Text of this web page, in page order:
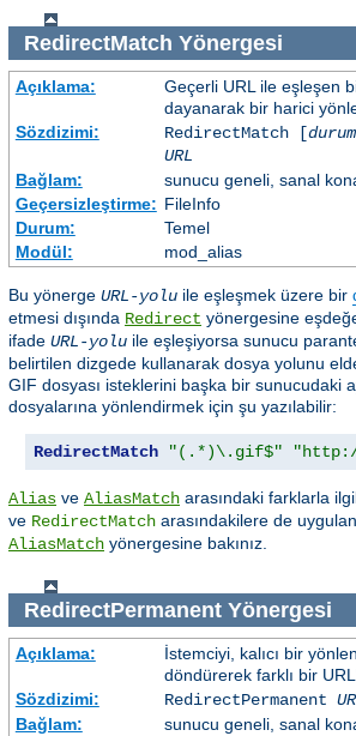
RedirectMatch Yönergesi
Açıklama:
Geçerli URL ile eşleşen
dayanarak bir harici
Sözdizimi:
RedirectMatch [durum
URL
Bağlam:
sunucu geneli, sanal
Geçersizleştirme: FileInfo
Durum:
Temel
Modül:
mod_alias
Bu yönerge URL-yolu ile eşleşmek üzere bir
etmesi dışında Redirect yönergesine
ifade URL-yolu ile eşleşiyorsa sunucu
belirtilen dizgede kullanarak dosya yolunu
GIF dosyası isteklerini başka bir sunucudaki
dosyalarına yönlendirmek için şu yazılabilir:
RedirectMatch "(.*)\.gif$"
Alias ve AliasMatch arasındaki farklarla
ve RedirectMatch arasındakilere de
AliasMatch yönergesine bakınız.
RedirectPermanentYönergesi
Açıklama:
İstemciyi, kalıcı bir
döndürerek farklı bir
Sözdizimi:
RedirectPermanent
Bağlam:
sunucu geneli, sanal